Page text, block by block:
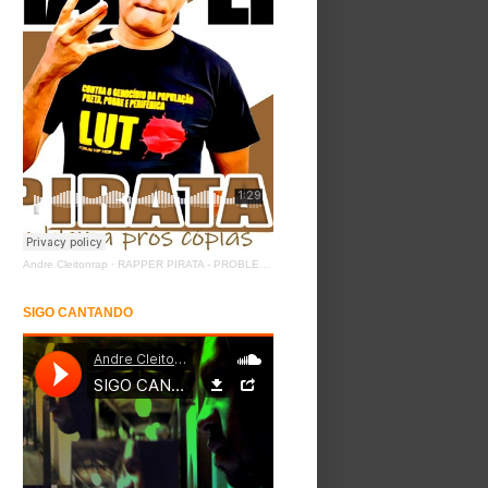
Andre Cleitonrap · RAPPER PIRATA - PROBLEMA PROS COPIAS
SIGO CANTANDO